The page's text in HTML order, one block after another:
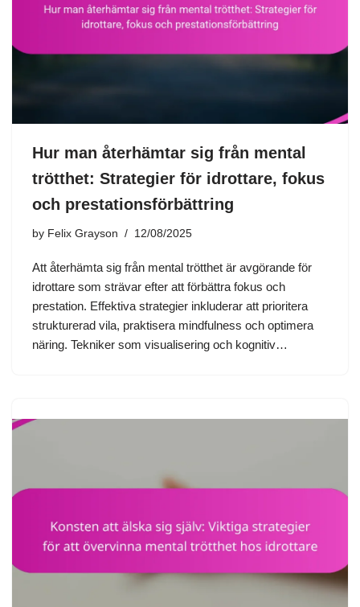
Hur man återhämtar sig från mental
trötthet: Strategier för idrottare, fokus
och prestationsförbättring
by Felix Grayson 12/08/2025
Att återhämta sig från mental trötthet är avgörande för
idrottare som strävar efter att förbättra fokus och
prestation. Effektiva strategier inkluderar att prioritera
strukturerad vila, praktisera mindfulness och optimera
näring. Tekniker som visualisering och kognitiv…